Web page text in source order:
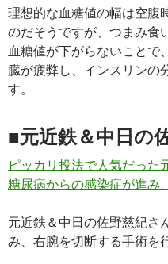
理想的な血糖値の幅は空腹
のだそうですが、つまみ食
血糖値が下がらないことで
臓が疲弊し、インスリンの
す。
■元近鉄＆中日の
ピッカリ投法で人気だった
糖尿病からの感染症が進み
元近鉄＆中日の佐野慈紀さ
み、右腕を切断する手術を